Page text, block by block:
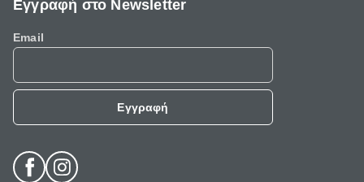
Εγγραφή στο Newsletter
Email
Εγγραφή